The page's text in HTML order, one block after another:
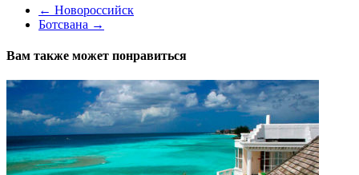
← Новороссийск
Ботсвана →
Вам также может понравиться